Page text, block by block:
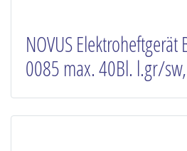
NOVUS Elektroheftgerät
0085 max. 40Bl. l.gr/sw,